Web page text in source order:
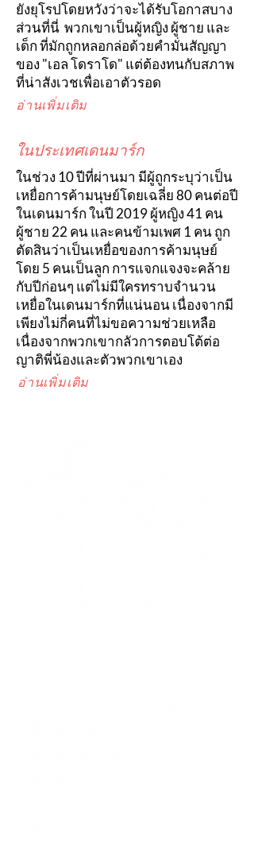
ยังยุโรปโดยหวังว่าจะได้รับโอกาสบาง
ส่วนที่นี่ พวกเขาเป็นผู้หญิง ผู้ชาย และ
เด็ก ที่มักถูกหลอกล่อด้วยคำมั่นสัญญา
ของ "เอล โดราโด" แต่ต้องทนกับสภาพ
ที่น่าสังเวชเพื่อเอาตัวรอด
อ่านเพิ่มเติม
ในประเทศเดนมาร์ก
ในช่วง 10 ปีที่ผ่านมา มีผู้ถูกระบุว่าเป็น
เหยื่อการค้ามนุษย์โดยเฉลี่ย 80 คนต่อปี
ในเดนมาร์ก ในปี 2019 ผู้หญิง 41 คน
ผู้ชาย 22 คน และคนข้ามเพศ 1 คน ถูก
ตัดสินว่าเป็นเหยื่อของการค้ามนุษย์
โดย 5 คนเป็นลูก การแจกแจงจะคล้าย
กับปีก่อนๆ แต่ไม่มีใครทราบจำนวน
เหยื่อในเดนมาร์กที่แน่นอน เนื่องจากมี
เพียงไม่กี่คนที่ไม่ขอความช่วยเหลือ
เนื่องจากพวกเขากลัวการตอบโต้ต่อ
ญาติพี่น้องและตัวพวกเขาเอง
อ่านเพิ่มเติม